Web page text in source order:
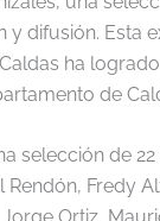
difusión. Esta
ha
de
selección de